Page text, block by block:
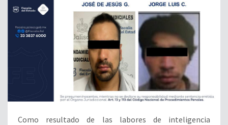
Como resultado de las labores de inteligencia